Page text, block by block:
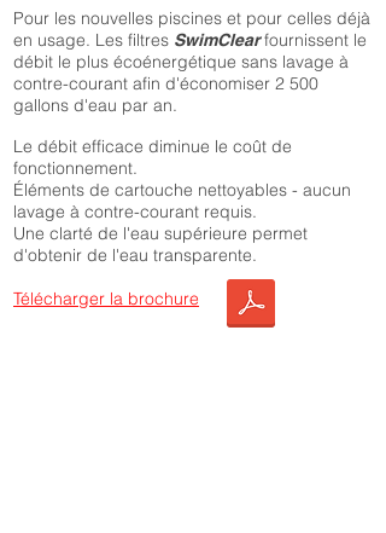
Pour les nouvelles piscines et pour celles déjà
en usage. Les filtres SwimClearfournissent le
débit le plus écoénergétique sans lavage à
contre-courant afin d'économiser 2 500
gallons d'eau par an.
Le débit efficace diminue le coût de
fonctionnement.
Éléments de cartouche nettoyables - aucun
lavage à contre-courant requis.
Une clarté de l'eau supérieure permet
d'obtenir de l'eau transparente.
Télécharger la brochure